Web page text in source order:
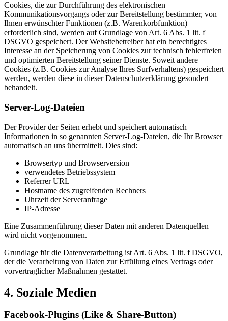
Cookies, die zur Durchführung des elektronischen
Kommunikationsvorgangs oder zur Bereitstellung bestimmter, von
Ihnen erwünschter Funktionen (z.B. Warenkorbfunktion)
erforderlich sind, werden auf Grundlage von Art. 6 Abs. 1 lit. f
DSGVO gespeichert. Der Websitebetreiber hat ein berechtigtes
Interesse an der Speicherung von Cookies zur technisch fehlerfreien
und optimierten Bereitstellung seiner Dienste. Soweit andere
Cookies (z.B. Cookies zur Analyse Ihres Surfverhaltens) gespeichert
werden, werden diese in dieser Datenschutzerklärung gesondert
behandelt.
Server-Log-Dateien
Der Provider der Seiten erhebt und speichert automatisch
Informationen in so genannten Server-Log-Dateien, die Ihr Browser
automatisch an uns übermittelt. Dies sind:
Browsertyp und Browserversion
verwendetes Betriebssystem
Referrer URL
Hostname des zugreifenden Rechners
Uhrzeit der Serveranfrage
IP-Adresse
Eine Zusammenführung dieser Daten mit anderen Datenquellen
wird nicht vorgenommen.
Grundlage für die Datenverarbeitung ist Art. 6 Abs. 1 lit. f DSGVO,
der die Verarbeitung von Daten zur Erfüllung eines Vertrags oder
vorvertraglicher Maßnahmen gestattet.
4. Soziale Medien
Facebook-Plugins (Like & Share-Button)